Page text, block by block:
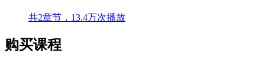
共2章节，13.4万次播放
购买课程